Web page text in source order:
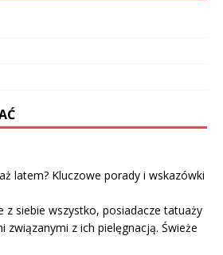
latem? Kluczowe porady i wskazówki
z siebie wszystko, posiadacze tatuaży
związanymi z ich pielęgnacją. Świeże